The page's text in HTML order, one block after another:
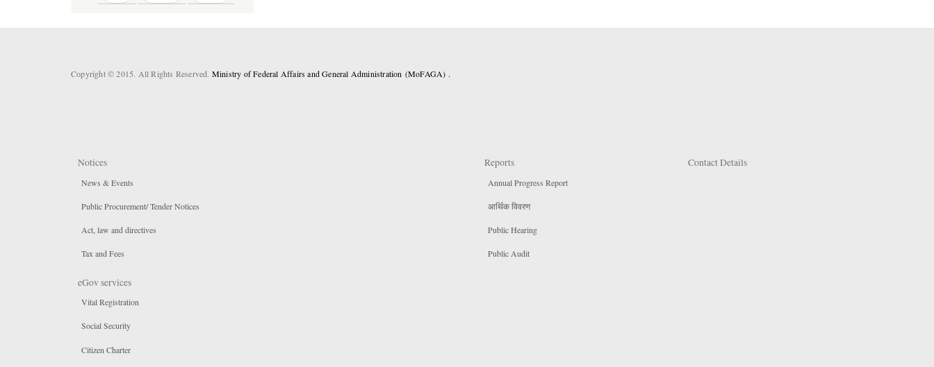
Copyright © 2015. All Rights Reserved. Ministry of Federal Affairs and General Administration (MoFAGA) .
Notices
News & Events
Public Procurement/ Tender Notices
Act, law and directives
Tax and Fees
eGov services
Vital Registration
Social Security
Citizen Charter
Reports
Annual Progress Report
आर्थिक विवरण
Public Hearing
Public Audit
Contact Details